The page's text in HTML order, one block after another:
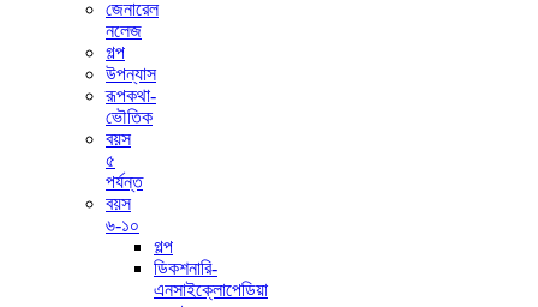
জেনারেল
নলেজ
গল্প
উপন্যাস
রূপকথা-
ভৌতিক
বয়স
৫
পর্যন্ত
বয়স
৬-১০
গল্প
ডিকশনারি-
এনসাইক্লোপেডিয়া